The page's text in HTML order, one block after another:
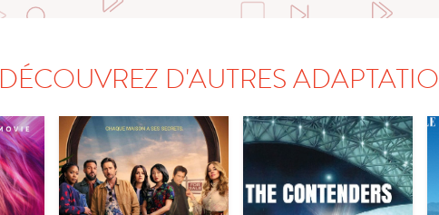
DÉCOUVREZ D'AUTRES